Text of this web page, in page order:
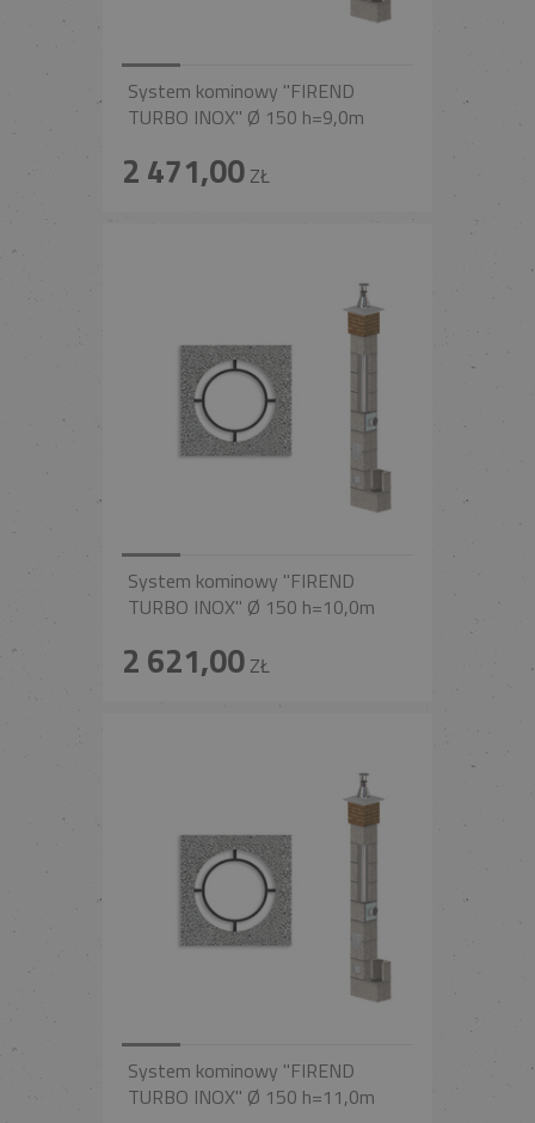
System kominowy "FIREND
TURBO INOX" Ø 150 h=9,0m
2 471,00ZŁ
System kominowy "FIREND
TURBO INOX" Ø 150 h=10,0m
2 621,00ZŁ
System kominowy "FIREND
TURBO INOX" Ø 150 h=11,0m